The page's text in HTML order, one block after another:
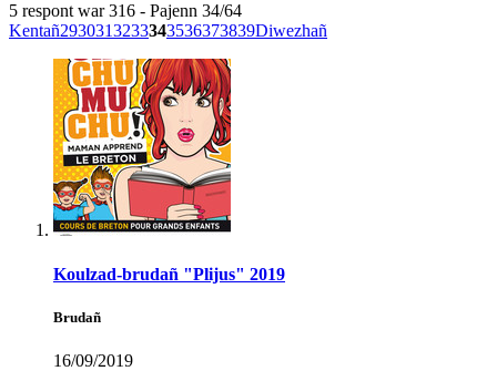
5 respont war 316 - Pajenn 34/64
Kentañ2930313233343536373839Diwezhañ
Koulzad-brudañ "Plijus" 2019
Brudañ
16/09/2019